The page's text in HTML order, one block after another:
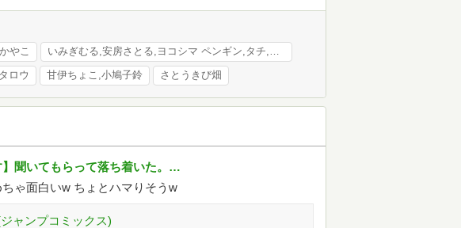
かやこ いみぎむる,安房さとる,ヨコシマ ペンギン,タチ,如月 南極,ぶりすけ,耳式,どま,match,すのはら風香,かしわぎつきこ,幌田,大倉 ナタ,りた
ロウ 甘伊ちょこ,小鳩子鈴 さとうきび畑
聞いてもらって落ち着いた。…
ゃ面白いw ちょとハマりそうw
ャンプコミックス)